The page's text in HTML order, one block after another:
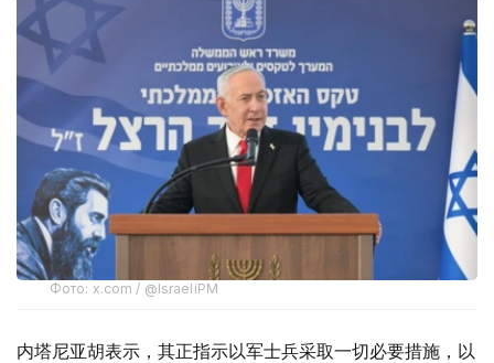
Фото: x.com / @IsraeliPM
内塔尼亚胡表示，其正指示以军士兵采取一切必要措施，以